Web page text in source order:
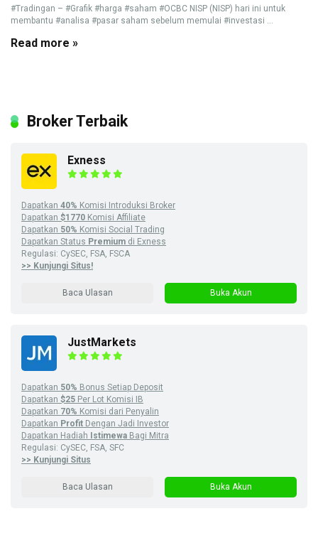
#Tradingan – #Grafik #harga #saham #OCBC NISP (NISP) hari ini untuk
membantu #analisa #pasar saham sebelum memulai #investasi ...
Read more »
Broker Terbaik
Exness
Dapatkan 40% Komisi Introduksi Broker
Dapatkan $1770 Komisi Affiliate
Dapatkan 50% Komisi Social Trading
Dapatkan Status Premium di Exness
Regulasi: CySEC, FSA, FSCA
>> Kunjungi Situs!
Baca Ulasan Buka Akun
JustMarkets
Dapatkan 50% Bonus Setiap Deposit
Dapatkan $25 Per Lot Komisi IB
Dapatkan 70% Komisi dari Penyalin
Dapatkan Profit Dengan Jadi Investor
Dapatkan Hadiah Istimewa Bagi Mitra
Regulasi: CySEC, FSA, SFC
>> Kunjungi Situs
Baca Ulasan Buka Akun